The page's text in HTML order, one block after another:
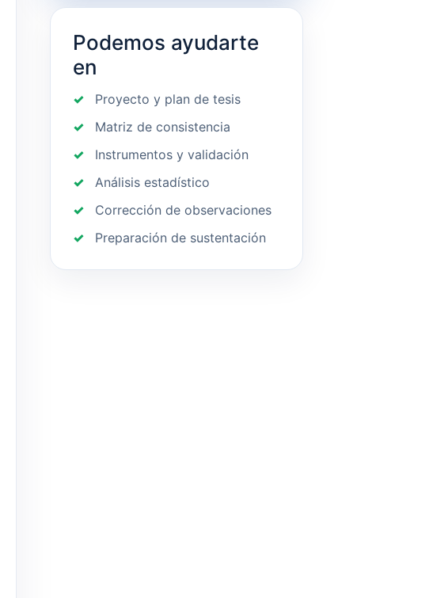
Podemos ayudarte
en
Proyecto y plan de tesis
Matriz de consistencia
Instrumentos y validación
Análisis estadístico
Corrección de observaciones
Preparación de sustentación